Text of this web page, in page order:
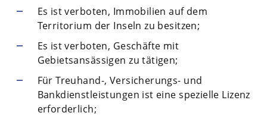
Es ist verboten, Immobilien auf dem
Territorium der Inseln zu besitzen;
Es ist verboten, Geschäfte mit
Gebietsansässigen zu tätigen;
Für Treuhand-, Versicherungs- und
Bankdienstleistungen ist eine spezielle Lizenz
erforderlich;